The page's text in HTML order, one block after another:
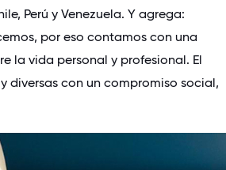
Perú y Venezuela. Y agrega:
por eso contamos con una
la vida personal y profesional. El
diversas con un compromiso social,